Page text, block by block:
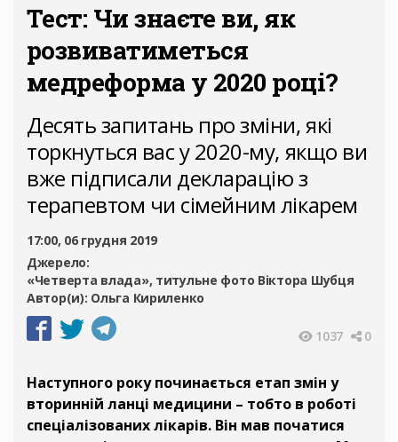
Тест: Чи знаєте ви, як
розвиватиметься
медреформа у 2020 році?
Десять запитань про зміни, які
торкнуться вас у 2020-му, якщо ви
вже підписали декларацію з
терапевтом чи сімейним лікарем
17:00, 06 грудня 2019
Джерело:
«Четверта влада», титульне фото Віктора Шубця
Автор(и): Ольга Кириленко
1037 0
Наступного року починається етап змін у
вторинній ланці медицини – тобто в роботі
спеціалізованих лікарів. Він мав початися